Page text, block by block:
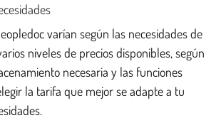
varían según las necesidades de
niveles de precios disponibles, según
necesaria y las funciones
la tarifa que mejor se adapte a tu